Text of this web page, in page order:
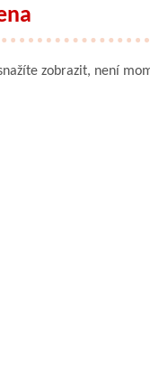
zobrazit, není